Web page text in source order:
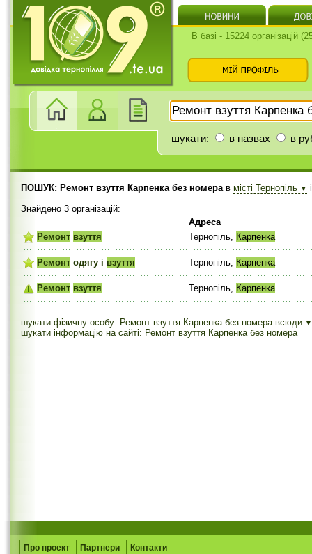
В базі - 15224 організацій
шукати: в назвах в
ПОШУК: Ремонт взуття Карпенка без номерав місті Тернопіль ▼
Знайдено 3 організацій:
Адреса
Ремонт взуття Тернопіль, Карпенка
Ремонт одягу і взуття Тернопіль, Карпенка
Ремонт взуття Тернопіль, Карпенка
шукати фізичну особу: Ремонт взуття Карпенка без номера всюди ▼
шукати інформацію на сайті: Ремонт взуття Карпенка без номера
Про проект Партнери Контакти